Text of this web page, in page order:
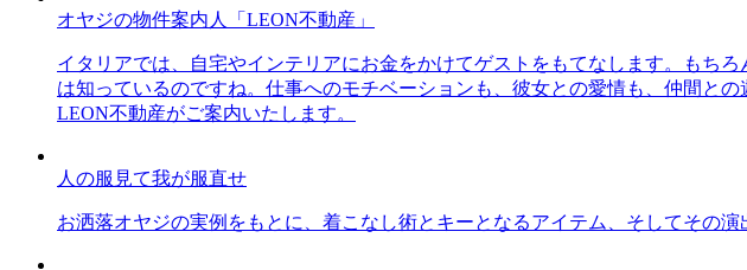
オヤジの物件案内人「LEON不動産」
イタリアでは、自宅やインテリアにお金をかけてゲストをもてなします。もち
は知っているのですね。仕事へのモチベーションも、彼女との愛情も、仲間と
LEON不動産がご案内いたします。
人の服見て我が服直せ
お洒落オヤジの実例をもとに、着こなし術とキーとなるアイテム、そしてその演